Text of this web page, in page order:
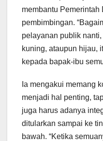
membantu Pemerintah
pembimbingan.
pelayanan publik
kuning, ataupun hijau,
kepada bapak-ibu
Ia mengakui memang
menjadi hal penting,
juga harus adanya
ditularkan sampai ke
bawah. “Ketika